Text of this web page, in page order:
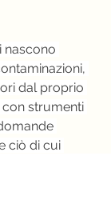
nascono
dal proprio
strumenti
ciò di cui